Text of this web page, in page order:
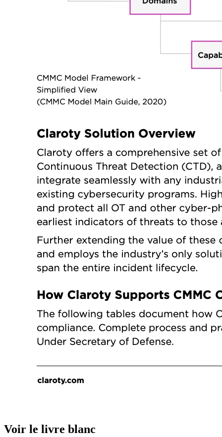
Voir le livre blanc